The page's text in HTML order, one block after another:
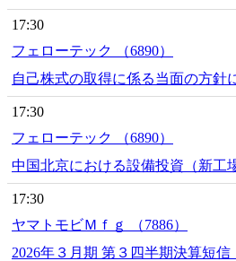
17:30
フェローテック （6890）
自己株式の取得に係る当面の方針
17:30
フェローテック （6890）
中国北京における設備投資（新工
17:30
ヤマトモビＭｆｇ （7886）
2026年３月期 第３四半期決算短信